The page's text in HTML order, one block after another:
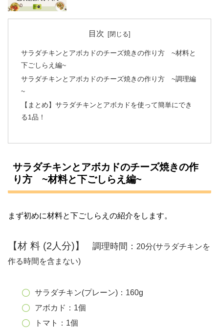
目次
サラダチキンとアボカドのチーズ焼きの作り方 ~材料と
下ごしらえ編~
サラダチキンとアボカドのチーズ焼きの作り方 ~調理編
~
【まとめ】サラダチキンとアボカドを使って簡単にでき
る1品！
サラダチキンとアボカドのチーズ焼きの作
り方 ~材料と下ごしらえ編~
まず初めに材料と下ごしらえの紹介をします。
【材 料 (2人分)】 調理時間： 20分(サラダチキンを
作る時間を含まない)
サラダチキン(プレーン)：160g
アボカド：1個
トマト：1個